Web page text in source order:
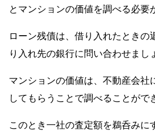
とマンションの価値を調べる必要
ローン残債は、借り入れたときの
り入れ先の銀行に問い合わせまし
マンションの価値は、不動産会社
してもらうことで調べることがで
このとき一社の査定額を鵜呑みに